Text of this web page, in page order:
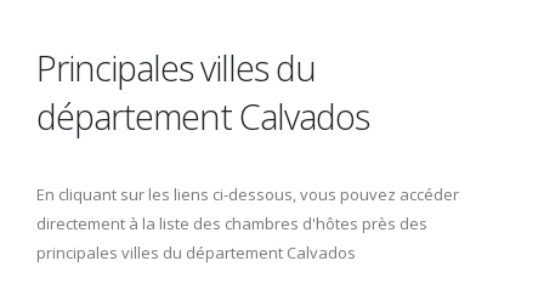
Principales villes du
département Calvados
En cliquant sur les liens ci-dessous, vous pouvez accéder
directement à la liste des chambres d'hôtes près des
principales villes du département Calvados